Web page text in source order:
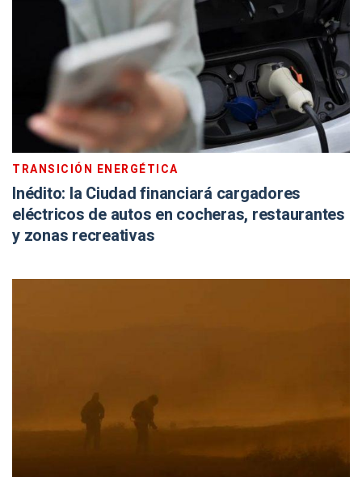
TRANSICIÓN ENERGÉTICA
Inédito: la Ciudad financiará cargadores
eléctricos de autos en cocheras, restaurantes
y zonas recreativas